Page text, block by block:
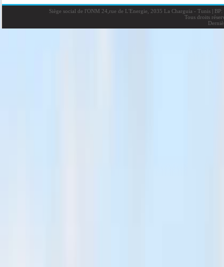
Siège social de l'ONM 24,rue de L'Energie, 2035 La Charguia - Tunis |BP:
Tous droits